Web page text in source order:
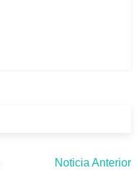
Noticia Anterior